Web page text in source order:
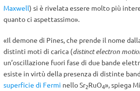
Maxwell) si è rivelata essere molto più
quanto ci aspettassimo».
«Il demone di Pines, che prende il nome
distinti moti di carica (distinct electron
un’oscillazione fuori fase di due bande
esiste in virtù della presenza di distinte
superficie di Fermi nello Sr2RuO4», spiega